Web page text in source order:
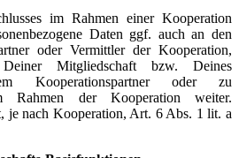
im Rahmen einer Kooperation
Daten ggf. auch an den
oder Vermittler der Kooperation,
Mitgliedschaft bzw. Deines
Kooperationspartner oder zu
Rahmen der Kooperation weiter.
je nach Kooperation, Art. 6 Abs. 1 lit. a